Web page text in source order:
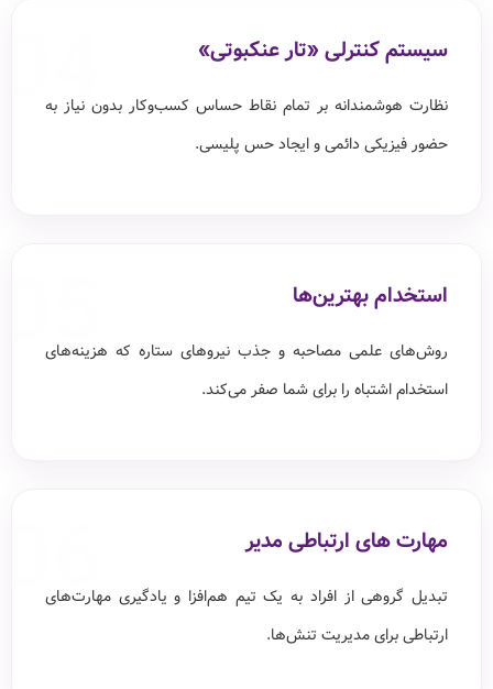
04 سیستم کنترلی «تار عنکبوتی»
نظارت هوشمندانه بر تمام نقاط حساس کسب‌وکار بدون نیاز به
حضور فیزیکی دائمی و ایجاد حس پلیسی.
05 استخدام بهترین‌ها
روش‌های علمی مصاحبه و جذب نیروهای ستاره که هزینه‌های
استخدام اشتباه را برای شما صفر می‌کند.
06 مهارت های ارتباطی مدیر
تبدیل گروهی از افراد به یک تیم هم‌افزا و یادگیری مهارت‌های
ارتباطی برای مدیریت تنش‌ها.